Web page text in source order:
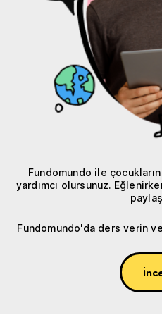
Fundomundo ile
yardımcı olursunuz.
Fundomundo'da ders verin